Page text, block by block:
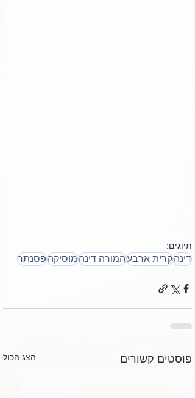
תיוגים:
דינהקרית ארבעהמורה דינהמוסיקהפסנתר
פוסטים קשורים הצג הכול